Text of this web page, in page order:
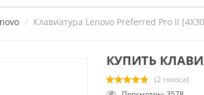
Клавиатура Lenovo Preferred Pro II
КУПИТЬ
(2 голоса)